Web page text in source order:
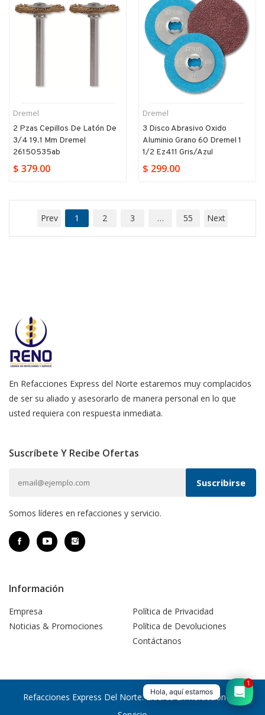
Dremel
2 Pzas Cepillos De Latón De
3/4 19.1 Mm Dremel
26150535ab
$ 379.00
Dremel
3 Disco Abrasivo Oxido
Aluminio Grano 60 Dremel 1
1/2 Ez411 Gris/azul
$ 299.00
Prev 1 2 3 … 55 Next
En Refacciones Express del Norte estaremos muy complacidos
de ser su aliado y asesorarlo de manera personal en lo que
usted requiera con respuesta inmediata.
Suscríbete Y Recibe Ofertas
Somos líderes en refacciones y servicio.
Información
Empresa
Noticias & Promociones
Política de Privacidad
Política de Devoluciones
Contáctanos
Refacciones Express Del Norte. Líderes En Refacciones Y
Hola, aquí estamos